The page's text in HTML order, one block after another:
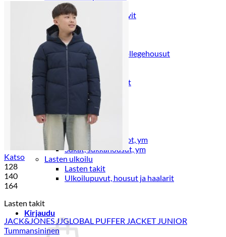
Mekot ja hameet
Lasten puvut,bleiserit,liivit
Liivit
Lasten housut
Lasten housut
Lasten trikoo-ja collegehousut
Lasten farkut
Lasten shortsit
Lasten juhlahousut
Yöasut ja kylpytakit
Lasten yöpaidat
Lasten pyjamat
Kylpytakit
Lasten asusteet
Vyöt, käsineet,pipot, ym
Sukat, sukkahousut, ym
Lasten ulkoilu
Lasten takit
Ulkoilupuvut, housut ja haalarit
Kirjaudu
Katso
128
140
164
Lasten takit
JACK&JONES JJGLOBAL PUFFER JACKET JUNIOR
Tummansininen